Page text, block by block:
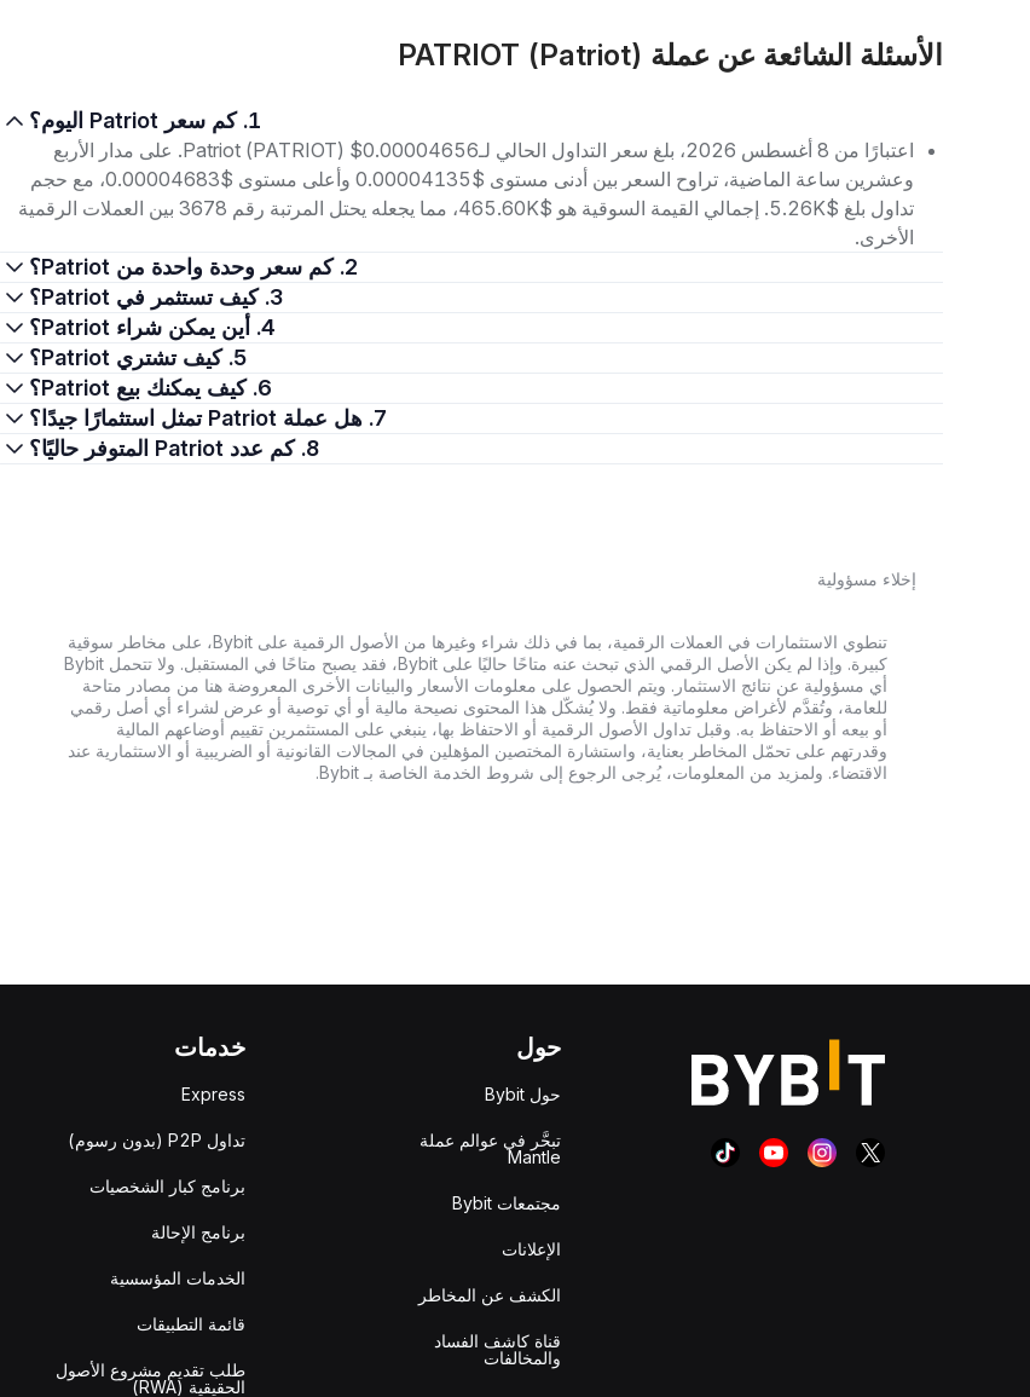
الأسئلة الشائعة عن عملة PATRIOT (Patriot)
1. كم سعر Patriot اليوم؟
اعتبارًا من 8 أغسطس 2026، بلغ سعر التداول الحالي لـPatriot (PATRIOT) $0.00004656. على مدار الأربع
وعشرين ساعة الماضية، تراوح السعر بين أدنى مستوى $0.00004135 وأعلى مستوى $0.00004683، مع حجم
تداول بلغ $5.26K. إجمالي القيمة السوقية هو $465.60K، مما يجعله يحتل المرتبة رقم 3678 بين العملات الرقمية
الأخرى.
2. كم سعر وحدة واحدة من Patriot؟
3. كيف تستثمر في Patriot؟
4. أين يمكن شراء Patriot؟
5. كيف تشتري Patriot؟
6. كيف يمكنك بيع Patriot؟
7. هل عملة Patriot تمثل استثمارًا جيدًا؟
8. كم عدد Patriot المتوفر حاليًا؟
إخلاء مسؤولية
تنطوي الاستثمارات في العملات الرقمية، بما في ذلك شراء وغيرها من الأصول الرقمية على Bybit، على مخاطر سوقية
كبيرة. وإذا لم يكن الأصل الرقمي الذي تبحث عنه متاحًا حاليًا على Bybit، فقد يصبح متاحًا في المستقبل. ولا تتحمل Bybit
أي مسؤولية عن نتائج الاستثمار. ويتم الحصول على معلومات الأسعار والبيانات الأخرى المعروضة هنا من مصادر متاحة
للعامة، وتُقدَّم لأغراض معلوماتية فقط. ولا يُشكّل هذا المحتوى نصيحة مالية أو أي توصية أو عرض لشراء أي أصل رقمي
أو بيعه أو الاحتفاظ به. وقبل تداول الأصول الرقمية أو الاحتفاظ بها، ينبغي على المستثمرين تقييم أوضاعهم المالية
وقدرتهم على تحمّل المخاطر بعناية، واستشارة المختصين المؤهلين في المجالات القانونية أو الضريبية أو الاستثمارية عند
الاقتضاء. ولمزيد من المعلومات، يُرجى الرجوع إلى شروط الخدمة الخاصة بـ Bybit.
حول
حول Bybit
تبحَّر في عوالم عملة
Mantle
مجتمعات Bybit
الإعلانات
الكشف عن المخاطر
قناة كاشف الفساد
والمخالفات
خدمات
Express
تداول P2P (بدون رسوم)
برنامج كبار الشخصيات
برنامج الإحالة
الخدمات المؤسسية
قائمة التطبيقات
طلب تقديم مشروع الأصول
الحقيقية (RWA)